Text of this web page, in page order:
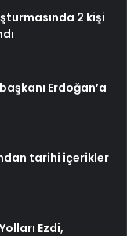
2 kişi
Erdoğan’a
tarihi içerikler
Ezdi,